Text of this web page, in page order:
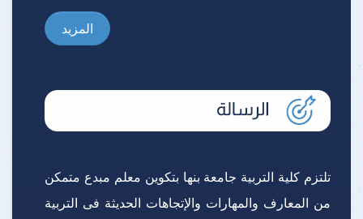
المزيد
تلتزم كلية التربية جامعة بنها بتكوين معلم مبدع متمكن
من المعارف والمهارات والإتجاهات الحديثة فى التربية